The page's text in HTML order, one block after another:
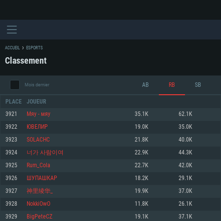
CONFIGURATION SYSTÈME REQUISE
Minimum
OS: Windows 10 (64 bit)
Processeur: Dual-Core 2.2 GHz
Minimum
OS: Mac OS Big Sur 11.0 ou plus récent
Processeur: Core i5, minimum 2.2GHz (Les processeurs Intel Xeon ne sont
Minimum
OS: Les configurations Linux 64 bits les plus modernes
Processeur: Dual-Core 2.4 GHz
ACCUEIL ESPORTS
Classement
Mois dernier AB RB SB
PLACE JOUEUR
3921 Мяу - мяу 35.1K 62.1K
3922 ЮВЕЛИР 19.0K 35.0K
3923 SOLACHC 21.8K 40.0K
3924 너가 사람이여 22.9K 44.3K
3925 Rum_Cola 22.7K 42.0K
3926 ШУПАШКАР 18.2K 29.1K
3927 神里绫华_ 19.9K 37.0K
3928 NokkiOwO 11.8K 26.1K
3929 BigPeteCZ 19.1K 37.1K